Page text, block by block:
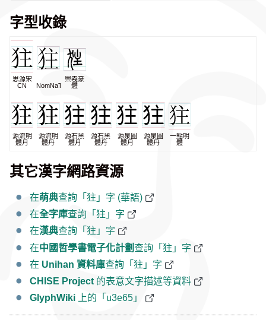
字型收錄
思源宋
CN
NomNaTong
崇羲篆
體
源流明
體月
源流明
體丹
源石黑
體月
源石黑
體丹
源泉圓
體月
源泉圓
體丹
一點明
體
其它漢字網路資源
在萌典查詢「㹥」字 (華語)
在全字庫查詢「㹥」字
在漢典查詢「㹥」字
在中國哲學書電子化計劃查詢「㹥」字
在 Unihan 資料庫查詢「㹥」字
CHISE Project 的表意文字描述等資料
GlyphWiki 上的「u3e65」